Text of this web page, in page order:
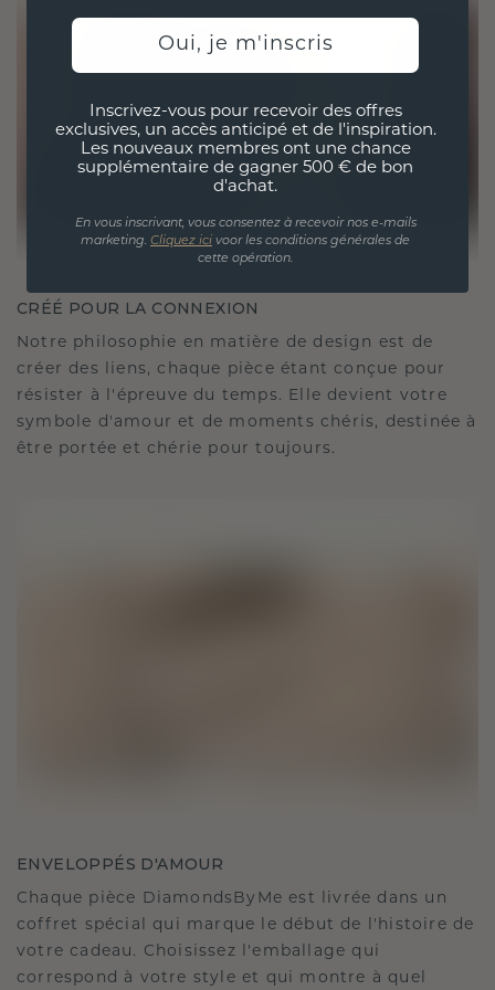
CRÉÉ POUR LA CONNEXION
Notre philosophie en matière de design est de
créer des liens, chaque pièce étant conçue pour
résister à l'épreuve du temps. Elle devient votre
symbole d'amour et de moments chéris, destinée à
être portée et chérie pour toujours.
ENVELOPPÉS D'AMOUR
Chaque pièce DiamondsByMe est livrée dans un
coffret spécial qui marque le début de l'histoire de
votre cadeau. Choisissez l'emballage qui
correspond à votre style et qui montre à quel
Oui, je m'inscris
Inscrivez-vous pour recevoir des offres
exclusives, un accès anticipé et de l'inspiration.
Les nouveaux membres ont une chance
supplémentaire de gagner 500 € de bon
d'achat.
En vous inscrivant, vous consentez à recevoir nos e-mails
marketing. Cliquez ici voor les conditions générales de
cette opération.